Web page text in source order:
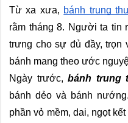
Từ xa xưa, bánh trung thu
rằm tháng 8. Người ta tin
trưng cho sự đủ đầy, trọn
bánh mang theo ước
Ngày trước, bánh trung
bánh dẻo và bánh
phần vỏ mềm, dai, ngọt